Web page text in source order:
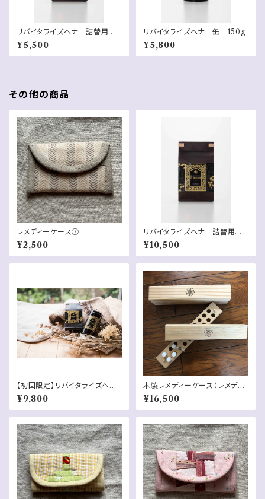
リバイタライズヘナ 詰替用
袋 150g
¥5,500
リバイタライズヘナ 缶 150g
¥5,800
その他の商品
レメディーケース⑦
¥2,500
リバイタライズヘナ 詰替用セッ
ト 袋 150g x2
¥10,500
【初回限定】リバイタライズヘ
ナ 缶＋詰替用袋セット 150g
x2
¥9,800
木製レメディーケース（レメディ
ーなし）
¥16,500